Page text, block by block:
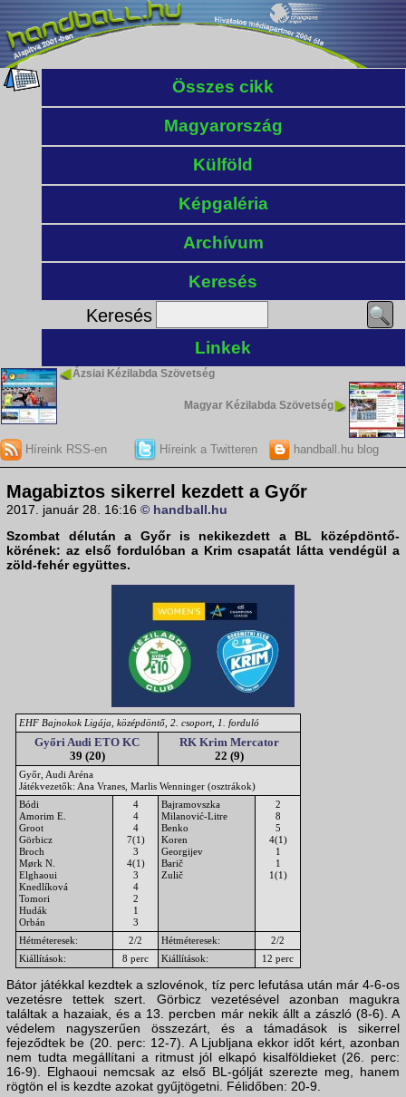
Összes cikk
Magyarország
Külföld
Képgaléria
Archívum
Keresés
Keresés
Linkek
Ázsiai Kézilabda Szövetség
Magyar Kézilabda Szövetség
Híreink RSS-en Híreink a Twitteren handball.hu blog
Magabiztos sikerrel kezdett a Győr
2017. január 28. 16:16 © handball.hu
Szombat délután a Győr is nekikezdett a BL középdöntő-
körének: az első fordulóban a Krim csapatát látta vendégül a
zöld-fehér együttes.
EHF Bajnokok Ligája, középdöntő, 2. csoport, 1. forduló
Győri Audi ETO KC
39 (20)
RK Krim Mercator
22 (9)
Győr, Audi Aréna
Játékvezetők: Ana Vranes, Marlis Wenninger (osztrákok)
Bódi
Amorim E.
Groot
Görbicz
Broch
Mørk N.
Elghaoui
Knedlíková
Tomori
Hudák
Orbán
4
4
4
7(1)
3
4(1)
3
4
2
1
3
Bajramovszka
Milanović-Litre
Benko
Koren
Georgijev
Barič
Zulič
2
8
5
4(1)
1
1
1(1)
Hétméteresek: 2/2 Hétméteresek:
2/2
Kiállítások:
8 perc Kiállítások: 12 perc
Bátor játékkal kezdtek a szlovénok, tíz perc lefutása után már 4-6-os
vezetésre tettek szert. Görbicz vezetésével azonban magukra
találtak a hazaiak, és a 13. percben már nekik állt a zászló (8-6). A
védelem nagyszerűen összezárt, és a támadások is sikerrel
fejeződtek be (20. perc: 12-7). A Ljubljana ekkor időt kért, azonban
nem tudta megállítani a ritmust jól elkapó kisalföldieket (26. perc:
16-9). Elghaoui nemcsak az első BL-gólját szerezte meg, hanem
rögtön el is kezdte azokat gyűjtögetni. Félidőben: 20-9.